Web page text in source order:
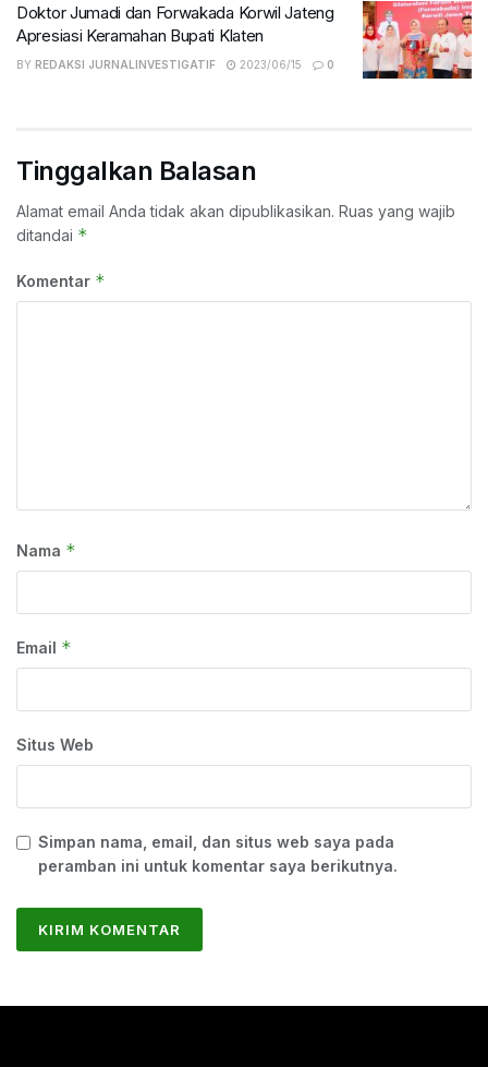
Doktor Jumadi dan Forwakada Korwil Jateng
Apresiasi Keramahan Bupati Klaten
BY REDAKSI JURNALINVESTIGATIF 2023/06/15 0
Tinggalkan Balasan
Alamat email Anda tidak akan dipublikasikan. Ruas yang wajib
ditandai *
Komentar *
Nama *
Email *
Situs Web
Simpan nama, email, dan situs web saya pada
peramban ini untuk komentar saya berikutnya.